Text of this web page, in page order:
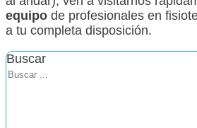
equipo de profesionales en
a tu completa disposición.
Buscar